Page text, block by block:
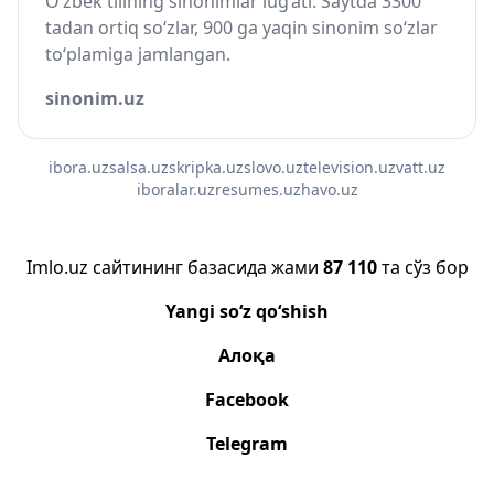
tadan ortiq so‘zlar, 900 ga yaqin sinonim so‘zlar
to‘plamiga jamlangan.
sinonim.uz
ibora.uzsalsa.uzskripka.uzslovo.uztelevision.uzvatt.uz
iboralar.uzresumes.uzhavo.uz
Imlo.uz сайтининг базасида жами 87 110та сўз бор
Yangi so‘z qo‘shish
Алоқа
Facebook
Telegram